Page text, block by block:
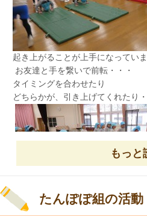
温かいご飯が食べられること、幸せ
また先生達から、お話を聞いた子ど
心を込めてお祈りし、一人ひとり
た。
かわいい!(^^)!
戸外で、元気にマラソン！
起き上がることが上手になっていま
お友達と手を繋いで前転・・・
タイミングを合わせたり
どちらかが、引き上げてくれたり・
もっと
たんぽぽ組の活動